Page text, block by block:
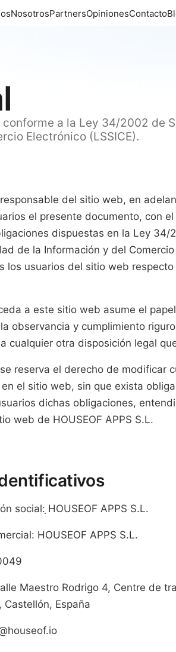
NosotrosPartnersOpinionesContacto
a la Ley 34/2002 de
Electrónico (LSSICE).
del sitio web, en
el presente documento, con
dispuestas en la Ley 34/
de la Información y del
los usuarios del sitio web
a este sitio web asume el
observancia y cumplimiento
cualquier otra disposición legal
se reserva el derecho de modificar
el sitio web, sin que exista
dichas obligaciones,
web de HOUSEOF APPS S.L.
social: ̣HOUSEOF APPS S.L.
HOUSEOF APPS S.L.
Maestro Rodrigo 4, Centre de
Castellón, España